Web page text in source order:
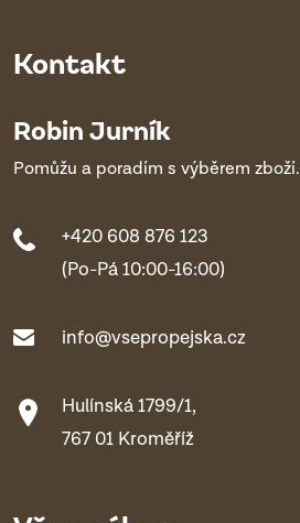
Kontakt
Robin Jurník
Pomůžu a poradím s výběrem zboží.
+420 608 876 123
(Po-Pá 10:00-16:00)
info@vsepropejska.cz
Hulínská 1799/1,
767 01 Kroměříž